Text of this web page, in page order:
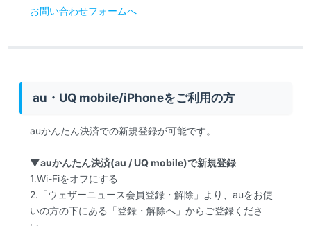
お問い合わせフォームへ
au・UQ mobile/iPhoneをご利用の方
auかんたん決済での新規登録が可能です。
▼auかんたん決済(au / UQ mobile)で新規登録
1.Wi-Fiをオフにする
2.「ウェザーニュース会員登録・解除」より、auをお使
いの方の下にある「登録・解除へ」からご登録くださ